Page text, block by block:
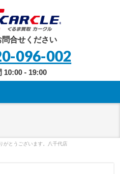
問合せください
096-002
10:00 - 19:00
がとうございます。八千代店